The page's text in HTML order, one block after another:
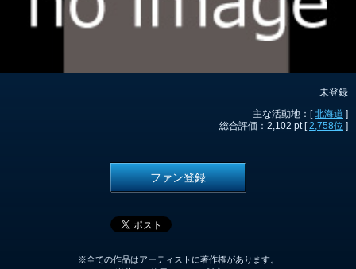
未登録
主な活動地：[北海道 ]
総合評価：2,102 pt [2,758位 ]
ファン登録
※全ての作品はアーティストに著作権があります。